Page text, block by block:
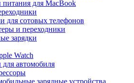
питания для MacBook
для сотовых телефонов
и переходники
зарядки
Watch
для автомобиля
зарядные устройства